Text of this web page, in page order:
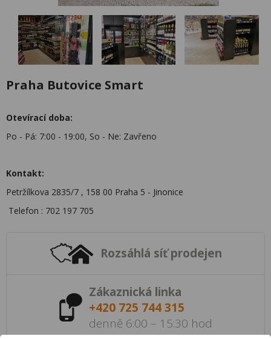
Praha Butovice Smart
Otevírací doba:
Po - Pá: 7:00 - 19:00, So - Ne: Zavřeno
Kontakt:
Petržílkova 2835/7 , 158 00 Praha 5 - Jinonice
Telefon : 702 197 705
Rozsáhlá síť prodejen
Zákaznická linka
+420 725 744 315
denně 6:00 – 15:30 hod